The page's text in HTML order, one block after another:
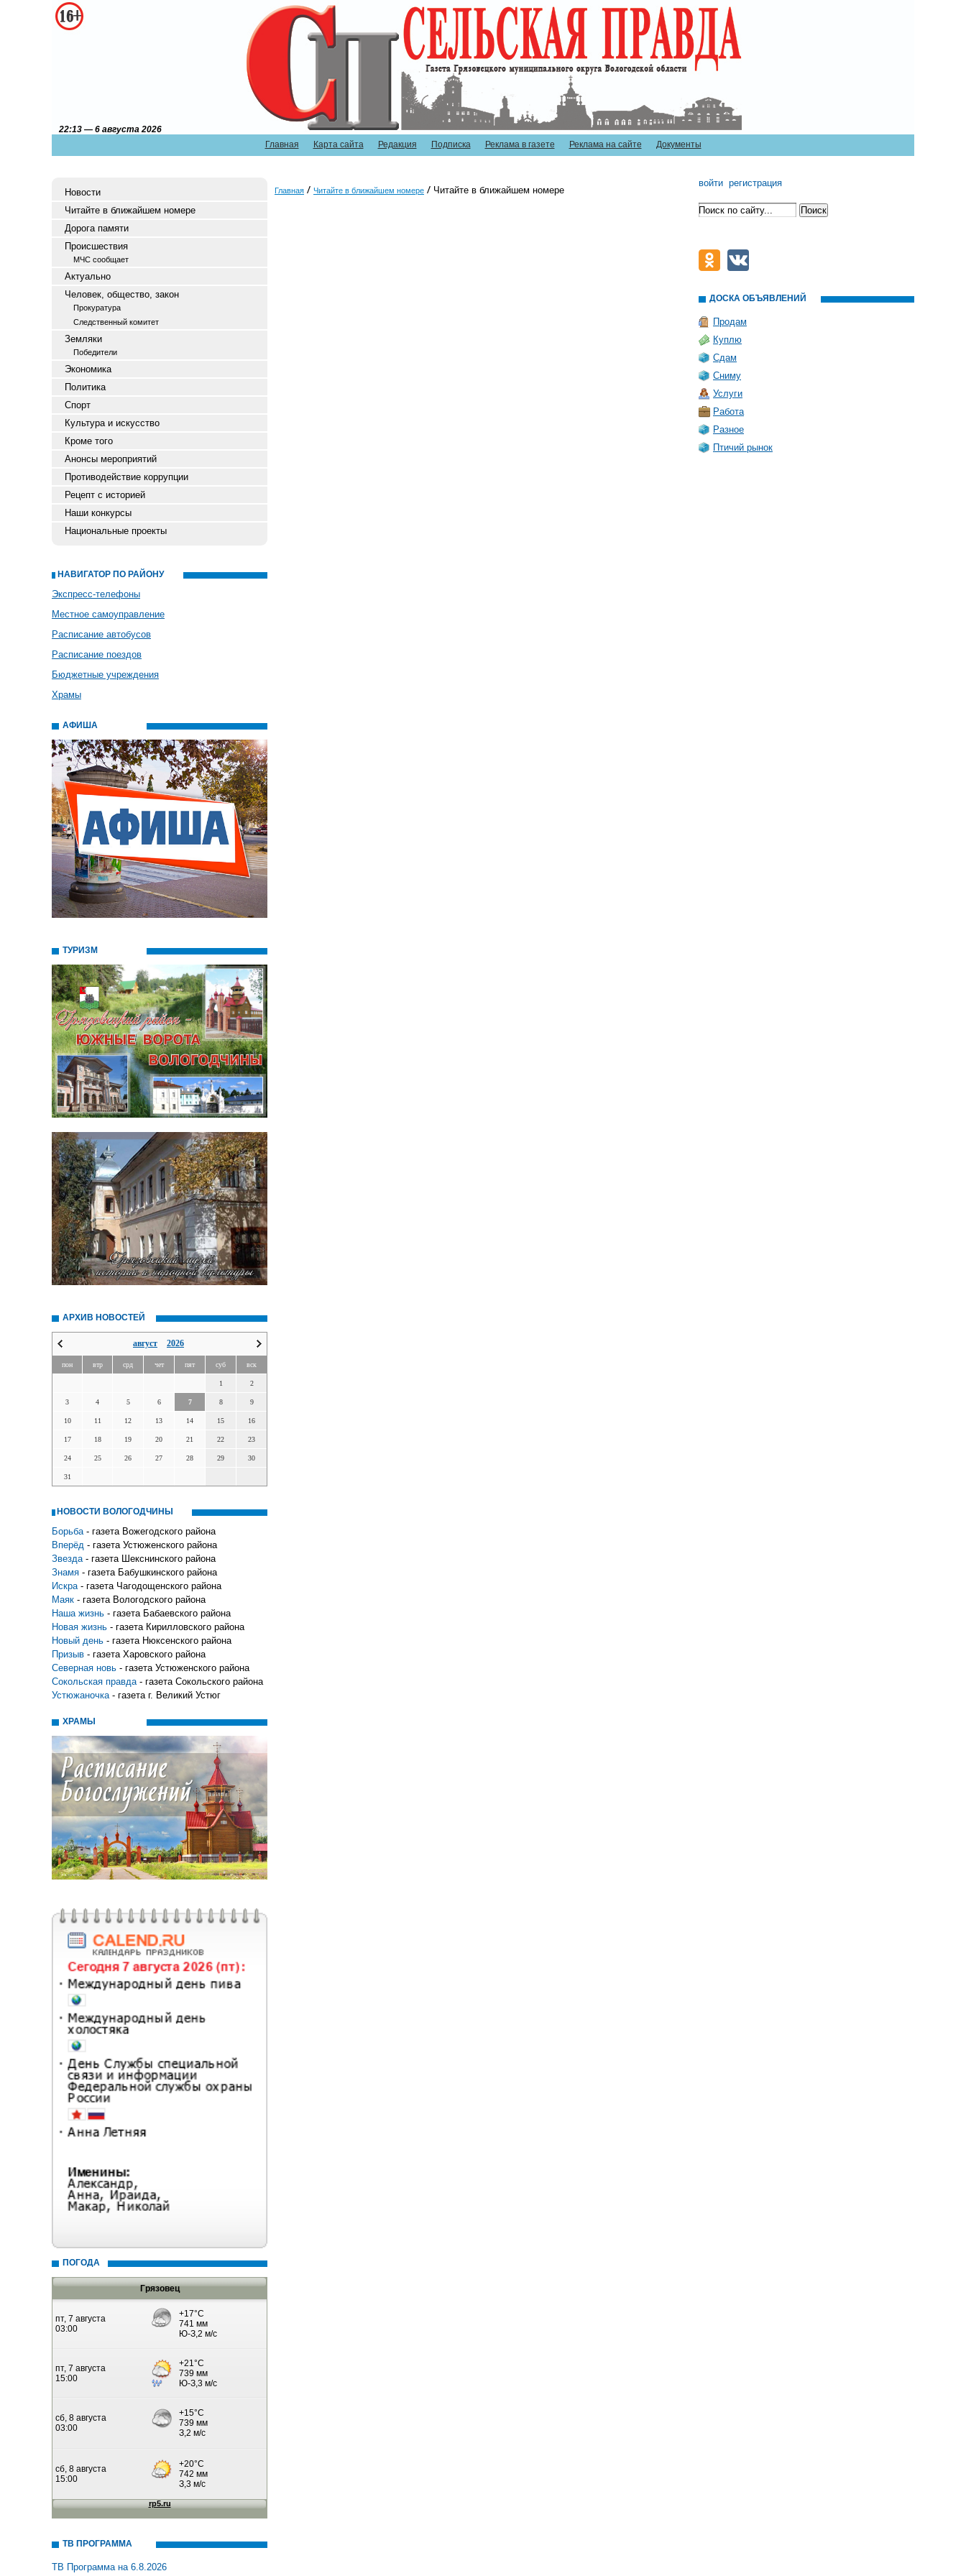
Главная Карта сайта Редакция Подписка Реклама в газете Реклама на сайте Документы
22:13 — 6 августа 2026
Новости
Читайте в ближайшем номере
Дорога памяти
Происшествия
МЧС сообщает
Актуально
Человек, общество, закон
Прокуратура
Следственный комитет
Земляки
Победители
Экономика
Политика
Спорт
Культура и искусство
Кроме того
Анонсы мероприятий
Противодействие коррупции
Рецепт с историей
Наши конкурсы
Национальные проекты
НАВИГАТОР ПО РАЙОНУ
Экспресс-телефоны
Местное самоуправление
Расписание автобусов
Расписание поездов
Бюджетные учреждения
Храмы
АФИША
ТУРИЗМ
АРХИВ НОВОСТЕЙ
август 2026
пон втр срд чет пят суб вск
1 2
3 4 5 6 7 8 9
10 11 12 13 14 15 16
17 18 19 20 21 22 23
24 25 26 27 28 29 30
31
НОВОСТИ ВОЛОГОДЧИНЫ
Борьба - газета Вожегодского района
Вперёд - газета Устюженского района
Звезда - газета Шекснинского района
Знамя - газета Бабушкинского района
Искра - газета Чагодощенского района
Маяк - газета Вологодского района
Наша жизнь - газета Бабаевского района
Новая жизнь - газета Кирилловского района
Новый день - газета Нюксенского района
Призыв - газета Харовского района
Северная новь - газета Устюженского района
Сокольская правда - газета Сокольского района
Устюжаночка - газета г. Великий Устюг
ХРАМЫ
ПОГОДА
Грязовец
ТВ ПРОГРАММА
ТВ Программа на 6.8.2026
Главная Читайте в ближайшем номере Читайте в ближайшем номере
войти регистрация
ДОСКА ОБЪЯВЛЕНИЙ
Продам
Куплю
Сдам
Сниму
Услуги
Работа
Разное
Птичий рынок